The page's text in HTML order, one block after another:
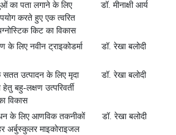
का पता लगाने के लिए
करते हुए एक त्वरित
किट का विकास
डॉ. मीनाक्षी आर्य
के लिए नवीन ट्राइकोडर्मा
डॉ. रेखा बलोदी
उत्पादन के लिए मृदा
बहु-लक्षण उत्परिवर्ती
विकास
डॉ. रेखा बलोदी
के लिए आणविक तकनीकों
अर्बुस्कुलर माइकोराइजल
डॉ. रेखा बलोदी